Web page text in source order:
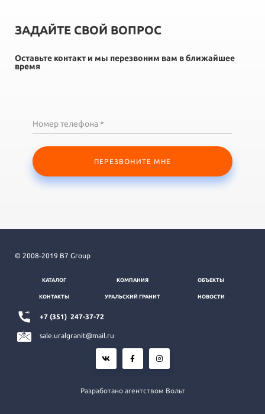
ЗАДАЙТЕ СВОЙ ВОПРОС
Оставьте контакт и мы перезвоним вам в ближайшее
время
Номер телефона *
ПЕРЕЗВОНИТЕ МНЕ
© 2008-2019 B7 Group
КАТАЛОГ КОМПАНИЯ ОБЪЕКТЫ
КОНТАКТЫ УРАЛЬСКИЙ ГРАНИТ НОВОСТИ
+7 (351) 247-37-72
sale.uralgranit@mail.ru
Разработано агентством Вольт